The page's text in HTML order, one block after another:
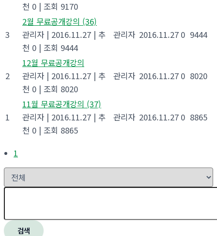
천 0 | 조회 9170
3
2월 무료공개강의 (36)
관리자 | 2016.11.27 | 추
천 0 | 조회 9444
관리자 2016.11.27 0 9444
2
12월 무료공개강의
관리자 | 2016.11.27 | 추
천 0 | 조회 8020
관리자 2016.11.27 0 8020
1
11월 무료공개강의 (37)
관리자 | 2016.11.27 | 추
천 0 | 조회 8865
관리자 2016.11.27 0 8865
1
검색